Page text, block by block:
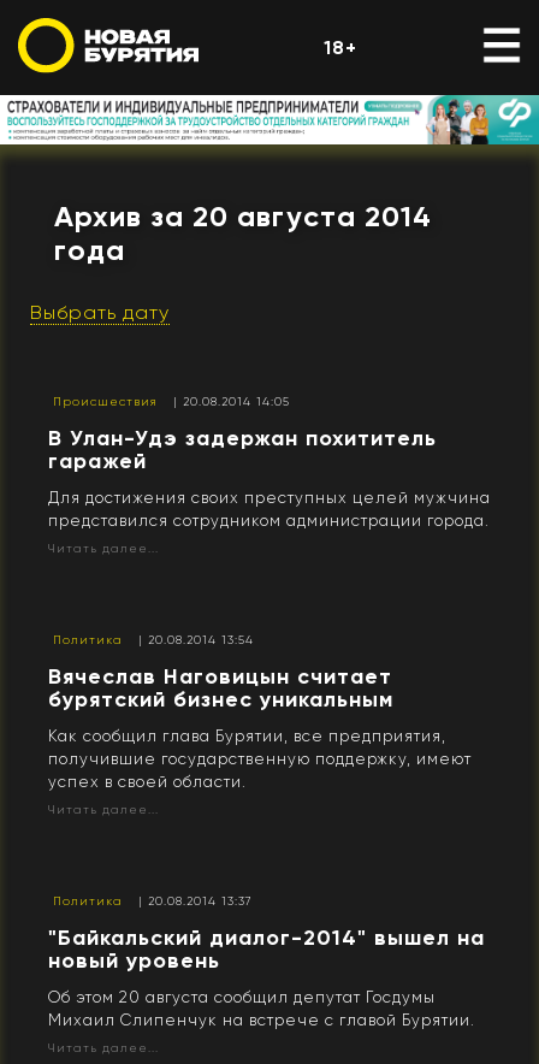
18+
Архив за 20 августа 2014
года
Выбрать дату
Происшествия | 20.08.2014 14:05
В Улан-Удэ задержан похититель
гаражей
Для достижения своих преступных целей мужчина
представился сотрудником администрации города.
Читать далее...
Политика | 20.08.2014 13:54
Вячеслав Наговицын считает
бурятский бизнес уникальным
Как сообщил глава Бурятии, все предприятия,
получившие государственную поддержку, имеют
успех в своей области.
Читать далее...
Политика | 20.08.2014 13:37
"Байкальский диалог-2014" вышел на
новый уровень
Об этом 20 августа сообщил депутат Госдумы
Михаил Слипенчук на встрече с главой Бурятии.
Читать далее...